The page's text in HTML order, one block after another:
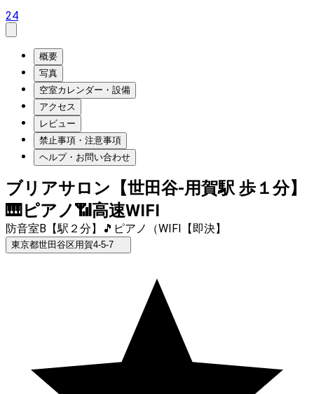
24
概要
写真
空室カレンダー・設備
アクセス
レビュー
禁止事項・注意事項
ヘルプ・お問い合わせ
ブリアサロン【世田谷-用賀駅 歩１分】
🎹ピアノ📶高速WIFI
防音室B【駅２分】🎵ピアノ（WIFI【即決】
東京都世田谷区用賀4-5-7